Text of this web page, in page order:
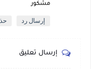
مشكور
إرسال رد
إرسال تعليق